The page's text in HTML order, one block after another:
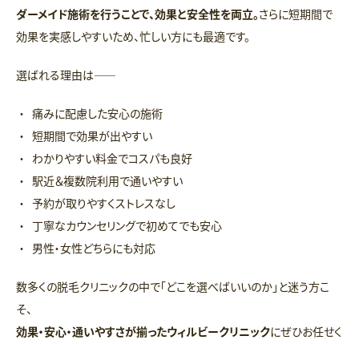
ダーメイド施術を行うことで、効果と安全性を両立。さらに短期間で
効果を実感しやすいため、忙しい方にも最適です。
選ばれる理由は――
痛みに配慮した安心の施術
短期間で効果が出やすい
わかりやすい料金でコスパも良好
駅近＆複数院利用で通いやすい
予約が取りやすくストレスなし
丁寧なカウンセリングで初めてでも安心
男性・女性どちらにも対応
数多くの脱毛クリニックの中で「どこを選べばいいのか」と迷う方こ
そ、
効果・安心・通いやすさが揃ったウィルビークリニックにぜひお任せく